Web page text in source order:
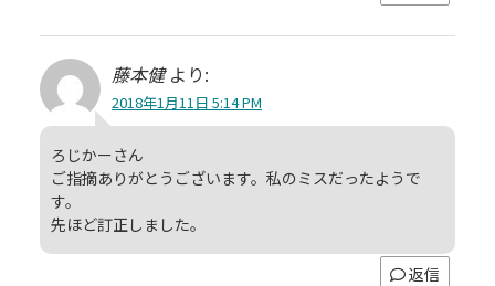
藤本健 より:
2018年1月11日 5:14 PM
ろじかーさん
ご指摘ありがとうございます。私のミスだったようで
す。
先ほど訂正しました。
返信